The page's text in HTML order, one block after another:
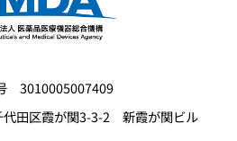
3010005007409
田区霞が関3-3-2 新霞が関ビル